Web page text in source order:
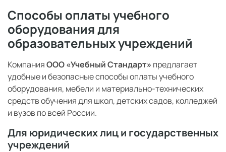
Способы оплаты учебного
оборудования для
образовательных учреждений
КомпанияООО «Учебный Стандарт» предлагает
удобные и безопасные способы оплаты учебного
оборудования, мебели и материально-технических
средств обучения для школ, детских садов, колледжей
и вузов по всей России.
Для юридических лиц и государственных
учреждений